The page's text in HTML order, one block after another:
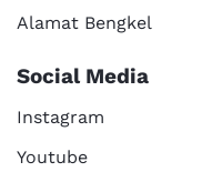
Alamat Bengkel
Social Media
Instagram
Youtube